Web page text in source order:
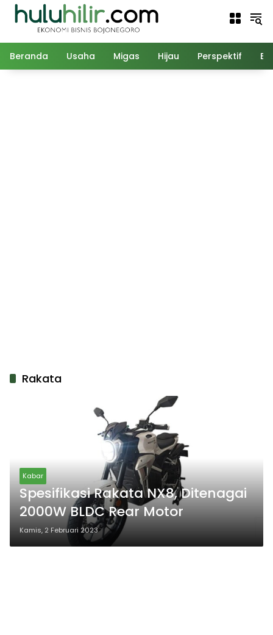
Langsung
Beranda Usaha Migas Hijau Perspektif
Rakata
Kabar
Spesifikasi Rakata NX8, Ditenagai
2000W BLDC Rear Motor
Kamis, 2 Februari 2023